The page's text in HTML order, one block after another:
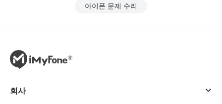
아이폰 문제 수리
회사